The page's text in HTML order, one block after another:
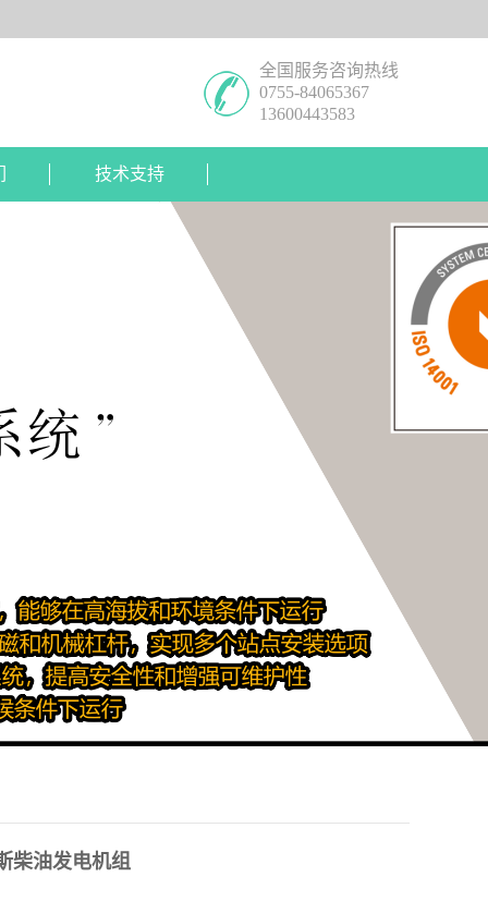
全国服务咨询热线
0755-84065367
13600443583
技术支持
柴油发电机组